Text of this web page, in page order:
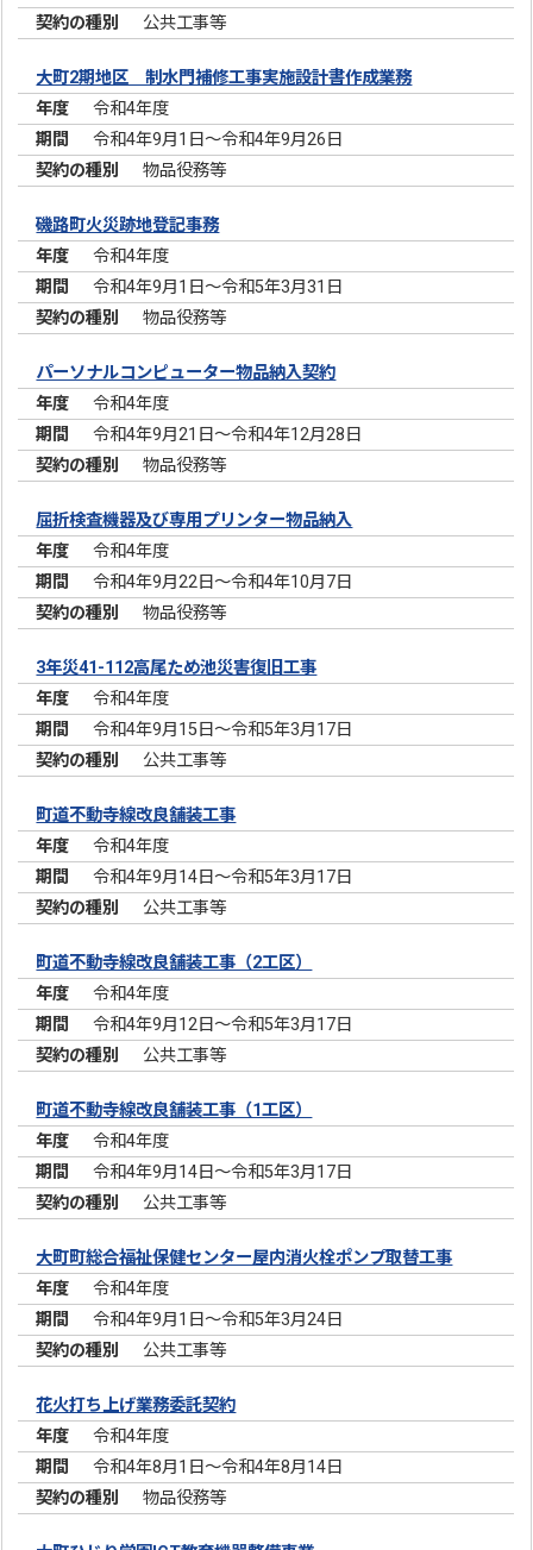
公共工事等
大町2期地区 制水門補修工事実施設計書作成業務
令和4年度
令和4年9月1日～令和4年9月26日
物品役務等
磯路町火災跡地登記事務
令和4年度
令和4年9月1日～令和5年3月31日
物品役務等
パーソナルコンピューター物品納入契約
令和4年度
令和4年9月21日～令和4年12月28日
物品役務等
屈折検査機器及び専用プリンター物品納入
令和4年度
令和4年9月22日～令和4年10月7日
物品役務等
3年災41-112高尾ため池災害復旧工事
令和4年度
令和4年9月15日～令和5年3月17日
公共工事等
町道不動寺線改良舗装工事
令和4年度
令和4年9月14日～令和5年3月17日
公共工事等
町道不動寺線改良舗装工事（2工区）
令和4年度
令和4年9月12日～令和5年3月17日
公共工事等
町道不動寺線改良舗装工事（1工区）
令和4年度
令和4年9月14日～令和5年3月17日
公共工事等
大町町総合福祉保健センター屋内消火栓ポンプ取替工事
令和4年度
令和4年9月1日～令和5年3月24日
公共工事等
花火打ち上げ業務委託契約
令和4年度
令和4年8月1日～令和4年8月14日
物品役務等